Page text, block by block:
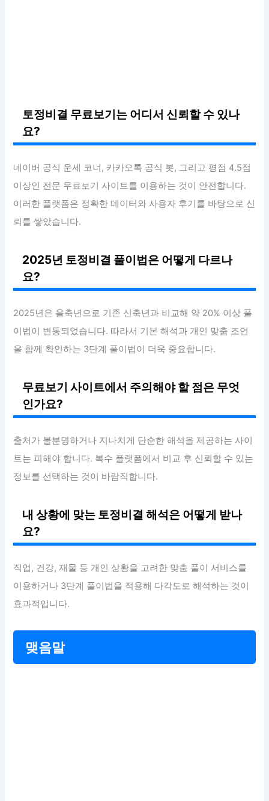
토정비결 무료보기는 어디서 신뢰할 수 있나
요?
네이버 공식 운세 코너, 카카오톡 공식 봇, 그리고 평점 4.5점
이상인 전문 무료보기 사이트를 이용하는 것이 안전합니다.
이러한 플랫폼은 정확한 데이터와 사용자 후기를 바탕으로 신
뢰를 쌓았습니다.
2025년 토정비결 풀이법은 어떻게 다르나
요?
2025년은 을축년으로 기존 신축년과 비교해 약 20% 이상 풀
이법이 변동되었습니다. 따라서 기본 해석과 개인 맞춤 조언
을 함께 확인하는 3단계 풀이법이 더욱 중요합니다.
무료보기 사이트에서 주의해야 할 점은 무엇
인가요?
출처가 불분명하거나 지나치게 단순한 해석을 제공하는 사이
트는 피해야 합니다. 복수 플랫폼에서 비교 후 신뢰할 수 있는
정보를 선택하는 것이 바람직합니다.
내 상황에 맞는 토정비결 해석은 어떻게 받나
요?
직업, 건강, 재물 등 개인 상황을 고려한 맞춤 풀이 서비스를
이용하거나 3단계 풀이법을 적용해 다각도로 해석하는 것이
효과적입니다.
맺음말